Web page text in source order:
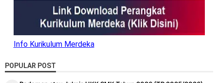
Info Kurikulum Merdeka
POPULAR POST